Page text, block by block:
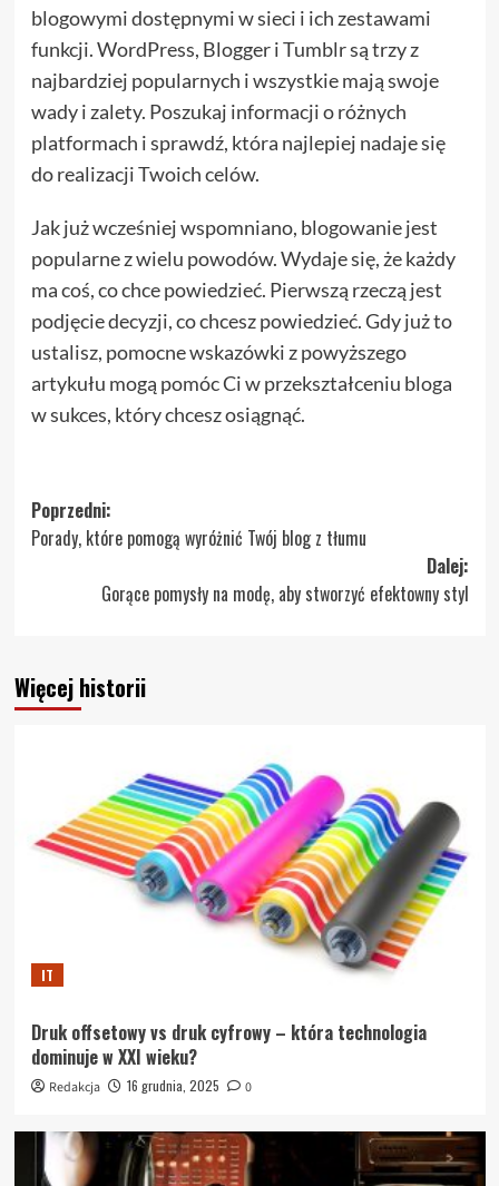
blogowymi dostępnymi w sieci i ich zestawami
funkcji. WordPress, Blogger i Tumblr są trzy z
najbardziej popularnych i wszystkie mają swoje
wady i zalety. Poszukaj informacji o różnych
platformach i sprawdź, która najlepiej nadaje się
do realizacji Twoich celów.
Jak już wcześniej wspomniano, blogowanie jest
popularne z wielu powodów. Wydaje się, że każdy
ma coś, co chce powiedzieć. Pierwszą rzeczą jest
podjęcie decyzji, co chcesz powiedzieć. Gdy już to
ustalisz, pomocne wskazówki z powyższego
artykułu mogą pomóc Ci w przekształceniu bloga
w sukces, który chcesz osiągnąć.
Zobacz
wpisy
Poprzedni:
Porady, które pomogą wyróżnić Twój blog z tłumu
Dalej:
Gorące pomysły na modę, aby stworzyć efektowny styl
Więcej historii
IT
Druk offsetowy vs druk cyfrowy – która technologia
dominuje w XXI wieku?
Redakcja 16 grudnia, 2025 0